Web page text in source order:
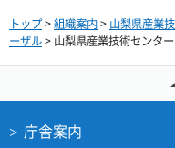
トップ>組織案内> 山梨県産業
ーザル> 山梨県産業技術センタ
庁舎案内